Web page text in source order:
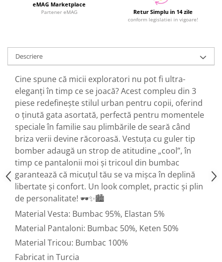
eMAG Marketplace
Partener eMAG Retur Simplu in 14 zile
conform legislatiei in vigoare!
Descriere
Cine spune că micii exploratori nu pot fi ultra-
eleganți în timp ce se joacă? Acest compleu din 3
piese redefinește stilul urban pentru copii, oferind
o ținută gata asortată, perfectă pentru momentele
speciale în familie sau plimbările de seară când
briza verii devine răcoroasă. Vestuța cu guler tip
bomber adaugă un strop de atitudine „cool”, în
timp ce pantalonii moi și tricoul din bumbac
garantează că micuțul tău se va mișca în deplină
libertate și confort. Un look complet, practic și plin
de personalitate! 🕶️✨🏙️
Material Vesta: Bumbac 95%, Elastan 5%
Material Pantaloni: Bumbac 50%, Keten 50%
Material Tricou: Bumbac 100%
Fabricat in Turcia